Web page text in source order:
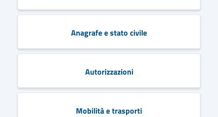
Anagrafe e stato civile
Autorizzazioni
Mobilità e trasporti